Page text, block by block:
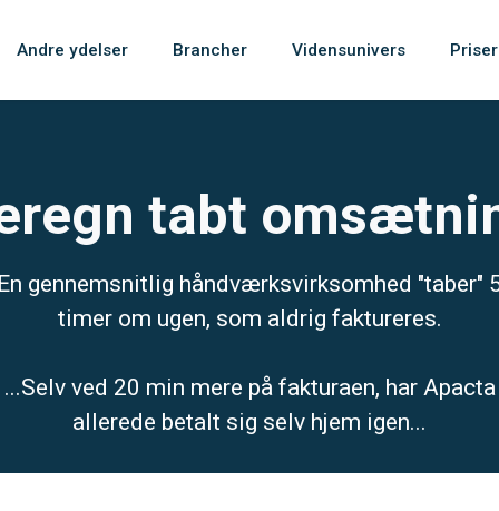
Andre ydelser Brancher Vidensunivers Priser
tabt
En gennemsnitlig håndværksvirksomhed "taber"
timer om ugen, som aldrig faktureres.
...Selv ved 20 min mere på fakturaen, har Apacta
allerede betalt sig selv hjem igen...